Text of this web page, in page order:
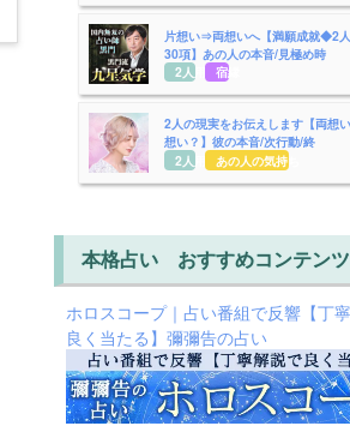
片想い⇒両想いへ【満願成就◆2
30項】あの人の本音/見極め時
2人用 宿縁
2人の現実をお伝えします【両想
想い？】彼の本音/次行動/終
2人用
あの人の気持ち
本格占い おすすめコンテンツ
ホロスコープ｜占い番組で反響【丁
良く当たる】彌彌告の占い